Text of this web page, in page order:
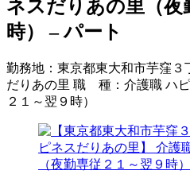
ネスだりあの里（夜
時） – パート
勤務地： 東京都東大和市芋窪３
だりあの里 職 種： 介護職 ハ
２１～翌９時）